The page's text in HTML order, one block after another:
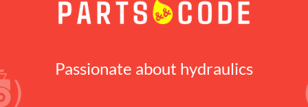
Passionate about hydraulics